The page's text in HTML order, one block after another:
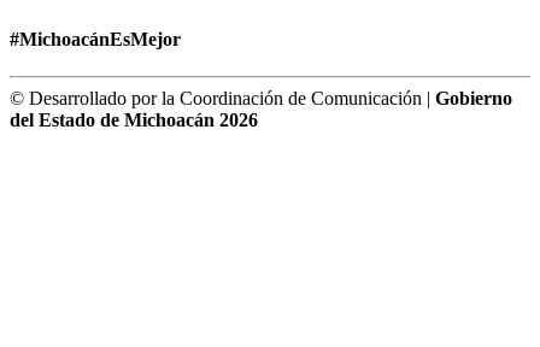
#MichoacánEsMejor
© Desarrollado por la Coordinación de Comunicación | Gobierno
del Estado de Michoacán 2026